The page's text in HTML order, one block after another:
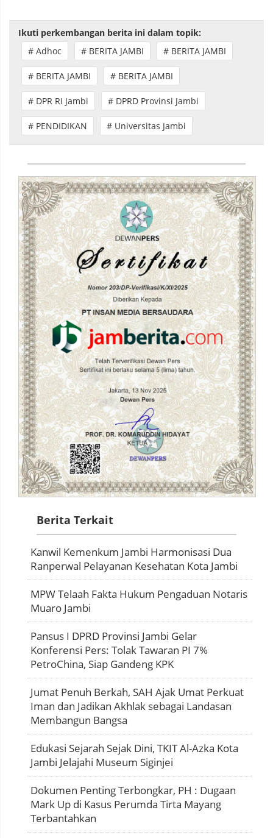
Ikuti perkembangan berita ini dalam topik:
# Adhoc
# BERITA JAMBI # BERITA JAMBI
# BERITA JAMBI # BERITA JAMBI
# DPR RI Jambi # DPRD Provinsi Jambi
# PENDIDIKAN # Universitas Jambi
Berita Terkait
Kanwil Kemenkum Jambi Harmonisasi Dua
Ranperwal Pelayanan Kesehatan Kota Jambi
MPW Telaah Fakta Hukum Pengaduan Notaris
Muaro Jambi
Pansus I DPRD Provinsi Jambi Gelar
Konferensi Pers: Tolak Tawaran PI 7%
PetroChina, Siap Gandeng KPK
Jumat Penuh Berkah, SAH Ajak Umat Perkuat
Iman dan Jadikan Akhlak sebagai Landasan
Membangun Bangsa
Edukasi Sejarah Sejak Dini, TKIT Al-Azka Kota
Jambi Jelajahi Museum Siginjei
Dokumen Penting Terbongkar, PH : Dugaan
Mark Up di Kasus Perumda Tirta Mayang
Terbantahkan